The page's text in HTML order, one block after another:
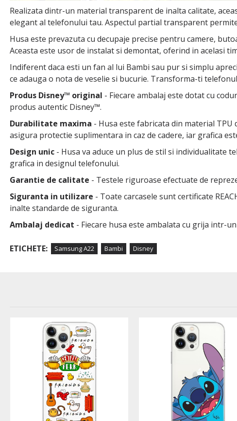
Realizata dintr-un material transparent de inalta calitate,
elegant al telefonului tau. Aspectul partial transparent
Husa este prevazuta cu decupaje precise pentru camere,
Aceasta este usor de instalat si demontat, oferind in acelasi
Indiferent daca esti un fan al lui Bambi sau pur si simplu
ce adauga o nota de veselie si bucurie. Transforma-ti
Produs Disney™ original - Fiecare ambalaj este dotat cu
produs autentic Disney™.
Durabilitate maxima - Husa este fabricata din material
asigura protectie suplimentara in caz de cadere, iar grafica
Design unic - Husa va aduce un plus de stil si individualitate
grafica in designul telefonului.
Garantie de calitate - Testele riguroase efectuate de
Siguranta in utilizare - Toate carcasele sunt certificate
inalte standarde de siguranta.
Ambalaj dedicat - Fiecare husa este ambalata cu grija intr-
ETICHETE: Samsung A22 Bambi Disney